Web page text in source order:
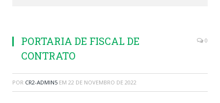
PORTARIA DE FISCAL DE
CONTRATO
0
POR CR2-ADMIN5 EM 22 DE NOVEMBRO DE 2022